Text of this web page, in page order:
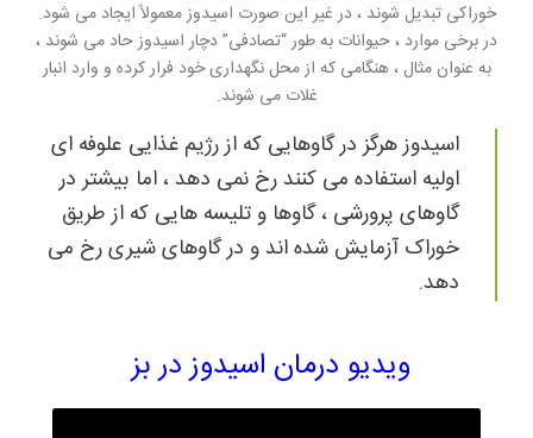
خوراکی تبدیل شوند ، در غیر این صورت اسیدوز معمولاً ایجاد می شود.
در برخی موارد ، حیوانات به طور “تصادفی” دچار اسیدوز حاد می شوند ،
به عنوان مثال ، هنگامی که از محل نگهداری خود فرار کرده و وارد انبار
غلات می شوند.
اسیدوز هرگز در گاوهایی که از رژیم غذایی علوفه ای
اولیه استفاده می کنند رخ نمی دهد ، اما بیشتر در
گاوهای پرورشی ، گاوها و تلیسه هایی که از طریق
خوراک آزمایش شده اند و در گاوهای شیری رخ می
دهد.
ویدیو درمان اسیدوز در بز